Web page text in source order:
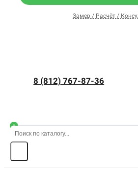
Замер / Расчёт /
8 (812) 767-87-36
0